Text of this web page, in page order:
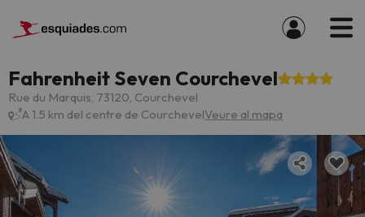
Fahrenheit Seven Courchevel
Rue du Marquis, 73120, Courchevel
A 1.5 km del centre de CourchevelVeure al mapa